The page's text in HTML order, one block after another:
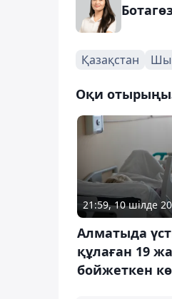
Қазақстан
Оқи
21:59, 10 шілде
Алматыда
құлаған 19
бойжеткен